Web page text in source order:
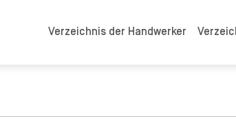
Verzeichnis der Handwerker